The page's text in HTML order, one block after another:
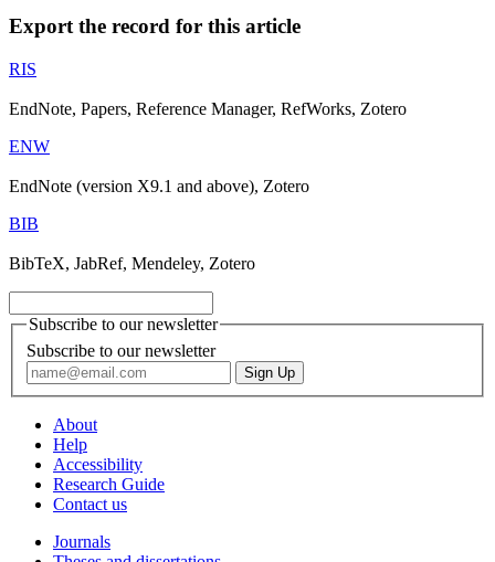
Export the record for this article
RIS
EndNote, Papers, Reference Manager, RefWorks, Zotero
ENW
EndNote (version X9.1 and above), Zotero
BIB
BibTeX, JabRef, Mendeley, Zotero
Subscribe to our newsletter
Subscribe to our newsletter
About
Help
Accessibility
Research Guide
Contact us
Journals